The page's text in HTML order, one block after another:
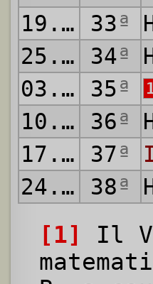
19.04.2026
33ª
25.04.2026
34ª
03.05.2026
35ª
10.05.2026
36ª
17.05.2026
37ª
24.05.2026
38ª
[1]
Il